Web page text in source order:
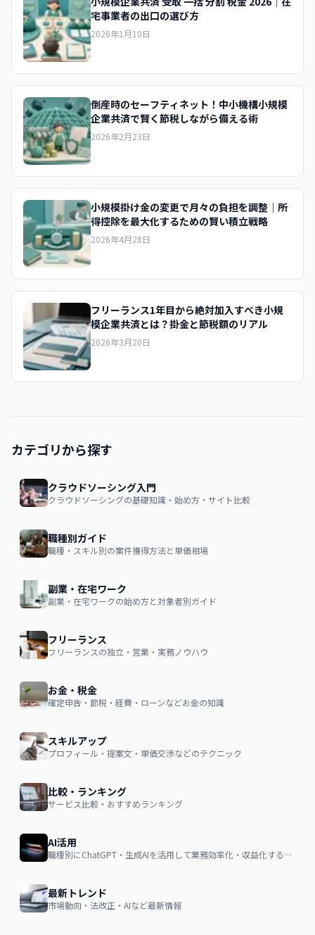
宅事業者の出口の選び方
2026年1月10日
倒産時のセーフティネット！中小機構小規模
企業共済で賢く節税しながら備える術
2026年2月23日
小規模掛け金の変更で月々の負担を調整｜所
得控除を最大化するための賢い積立戦略
2026年4月28日
フリーランス1年目から絶対加入すべき小規
模企業共済とは？掛金と節税額のリアル
2026年3月20日
カテゴリから探す
クラウドソーシング入門
クラウドソーシングの基礎知識・始め方・サイト比較
職種別ガイド
職種・スキル別の案件獲得方法と単価相場
副業・在宅ワーク
副業・在宅ワークの始め方と対象者別ガイド
フリーランス
フリーランスの独立・営業・実務ノウハウ
お金・税金
確定申告・節税・経費・ローンなどお金の知識
スキルアップ
プロフィール・提案文・単価交渉などのテクニック
比較・ランキング
サービス比較・おすすめランキング
AI活用
職種別にChatGPT・生成AIを活用して業務効率化・収益化するノウハウ
最新トレンド
市場動向・法改正・AIなど最新情報